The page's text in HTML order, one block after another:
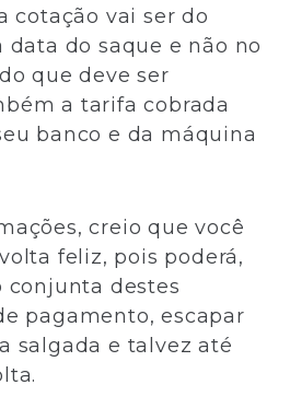
cotação vai ser do
do saque e não no
que deve ser
a tarifa cobrada
banco e da máquina
creio que você
feliz, pois poderá,
conjunta destes
pagamento, escapar
salgada e talvez até